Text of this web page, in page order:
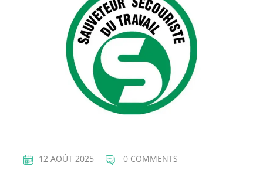
12 AOÛT 2025 0 COMMENTS